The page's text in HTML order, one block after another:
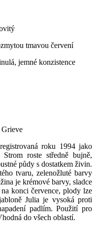
tmavou červení
jemné konzistence
Grieve
roku 1994 jako
roste středně bujně,
půdy s dostatkem živin.
tvaru, zelenožluté barvy
je krémové barvy, sladce
konci července, plody lze
Julia je vysoká proti
padlím. Použití pro
do všech oblastí.